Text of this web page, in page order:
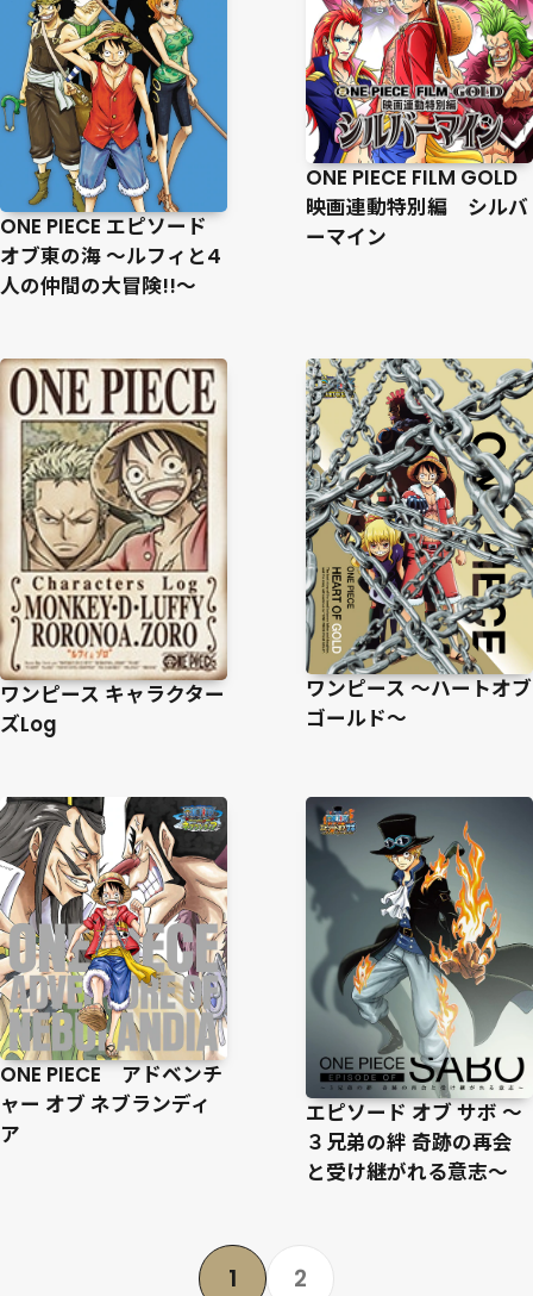
ONE PIECE エピソード
オブ東の海 ～ルフィと4
人の仲間の大冒険!!～
ONE PIECE FILM GOLD
映画連動特別編 シルバ
ーマイン
ワンピース キャラクター
ズLog
ワンピース ～ハートオブ
ゴールド～
ONE PIECE アドベンチ
ャー オブ ネブランディ
ア
エピソード オブ サボ ～
３兄弟の絆 奇跡の再会
と受け継がれる意志～
1 2